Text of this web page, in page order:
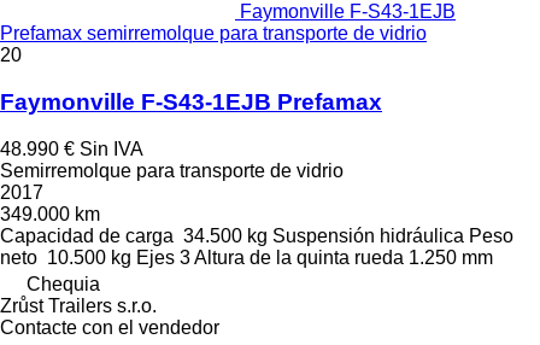
Faymonville F-S43-1EJB
Prefamax semirremolque para transporte de vidrio
20
Faymonville F-S43-1EJB Prefamax
48.990 € Sin IVA
Semirremolque para transporte de vidrio
2017
349.000 km
Capacidad de carga 34.500 kg Suspensión hidráulica Peso
neto 10.500 kg Ejes 3Altura de la quinta rueda 1.250 mm
Chequia
Zrůst Trailers s.r.o.
Contacte con el vendedor